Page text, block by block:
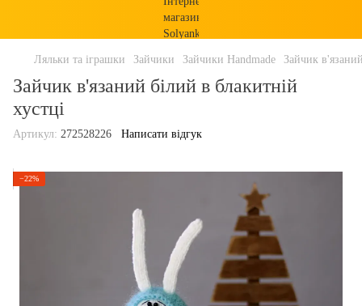
Ляльки та іграшки Зайчики Зайчики Handmade Зайчик
Зайчик в'язаний білий в блакитній
хустці
Артикул: 272528226 Написати відгук
−22%